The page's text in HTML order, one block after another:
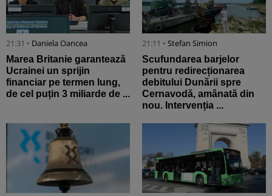
21:31 • Daniela Oancea
Marea Britanie garantează
Ucrainei un sprijin
financiar pe termen lung,
de cel puțin 3 miliarde de ...
21:11 • Stefan Simion
Scufundarea barjelor
pentru redirecționarea
debitului Dunării spre
Cernavodă, amânată din
nou. Intervenția ...